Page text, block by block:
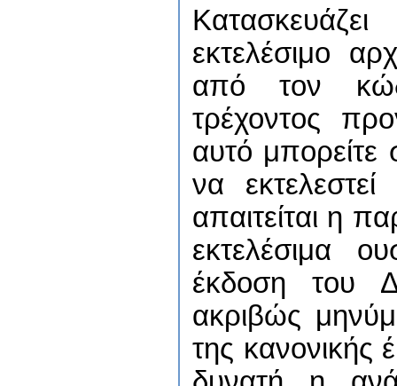
εκτελέσιμο
από τον
τρέχοντος
αυτό μπορείτε
να
απαιτείται η
εκτελέσιμα
έκδοση του
ακριβώς
της κανονικής